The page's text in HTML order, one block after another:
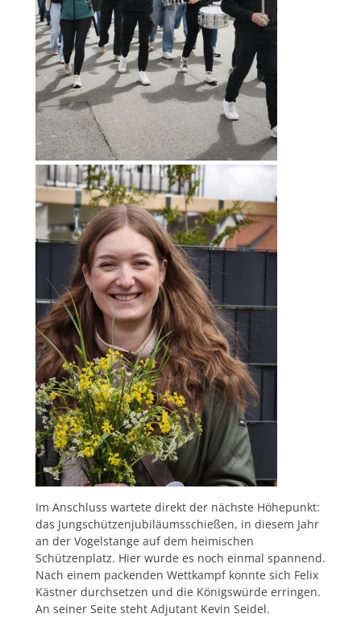
Im Anschluss wartete direkt der nächste Höhepunkt:
das Jungschützenjubiläumsschießen, in diesem Jahr
an der Vogelstange auf dem heimischen
Schützenplatz. Hier wurde es noch einmal spannend.
Nach einem packenden Wettkampf konnte sich Felix
Kästner durchsetzen und die Königswürde erringen.
An seiner Seite steht Adjutant Kevin Seidel.